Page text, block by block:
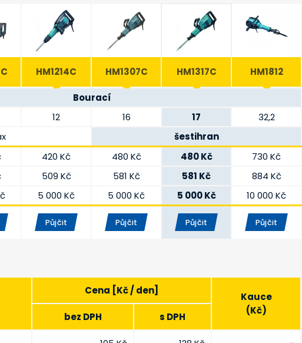
HM1214C HM1307C HM1317C HM1812
Bourací
12 16 17
32,2
šestihran
Půjčit Půjčit Půjčit Půjčit
420 Kč 480 Kč 480 Kč
730 Kč
509 Kč 581 Kč 581 Kč
884 Kč
5 000 Kč 5 000 Kč 5 000 Kč 10 000 Kč
Cena [Kč / den]
Kauce
(Kč)
bez DPH s DPH